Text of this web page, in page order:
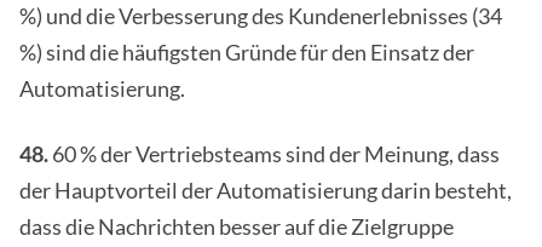
%) und die Verbesserung des Kundenerlebnisses (34
%) sind die häufigsten Gründe für den Einsatz der
Automatisierung.
48.60 % der Vertriebsteams sind der Meinung, dass
der Hauptvorteil der Automatisierung darin besteht,
dass die Nachrichten besser auf die Zielgruppe